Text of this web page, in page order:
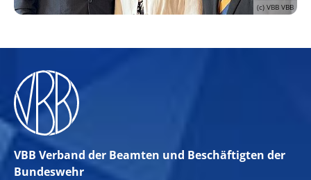
(c) VBB VBB
VBB Verband der Beamten und Beschäftigten der
Bundeswehr